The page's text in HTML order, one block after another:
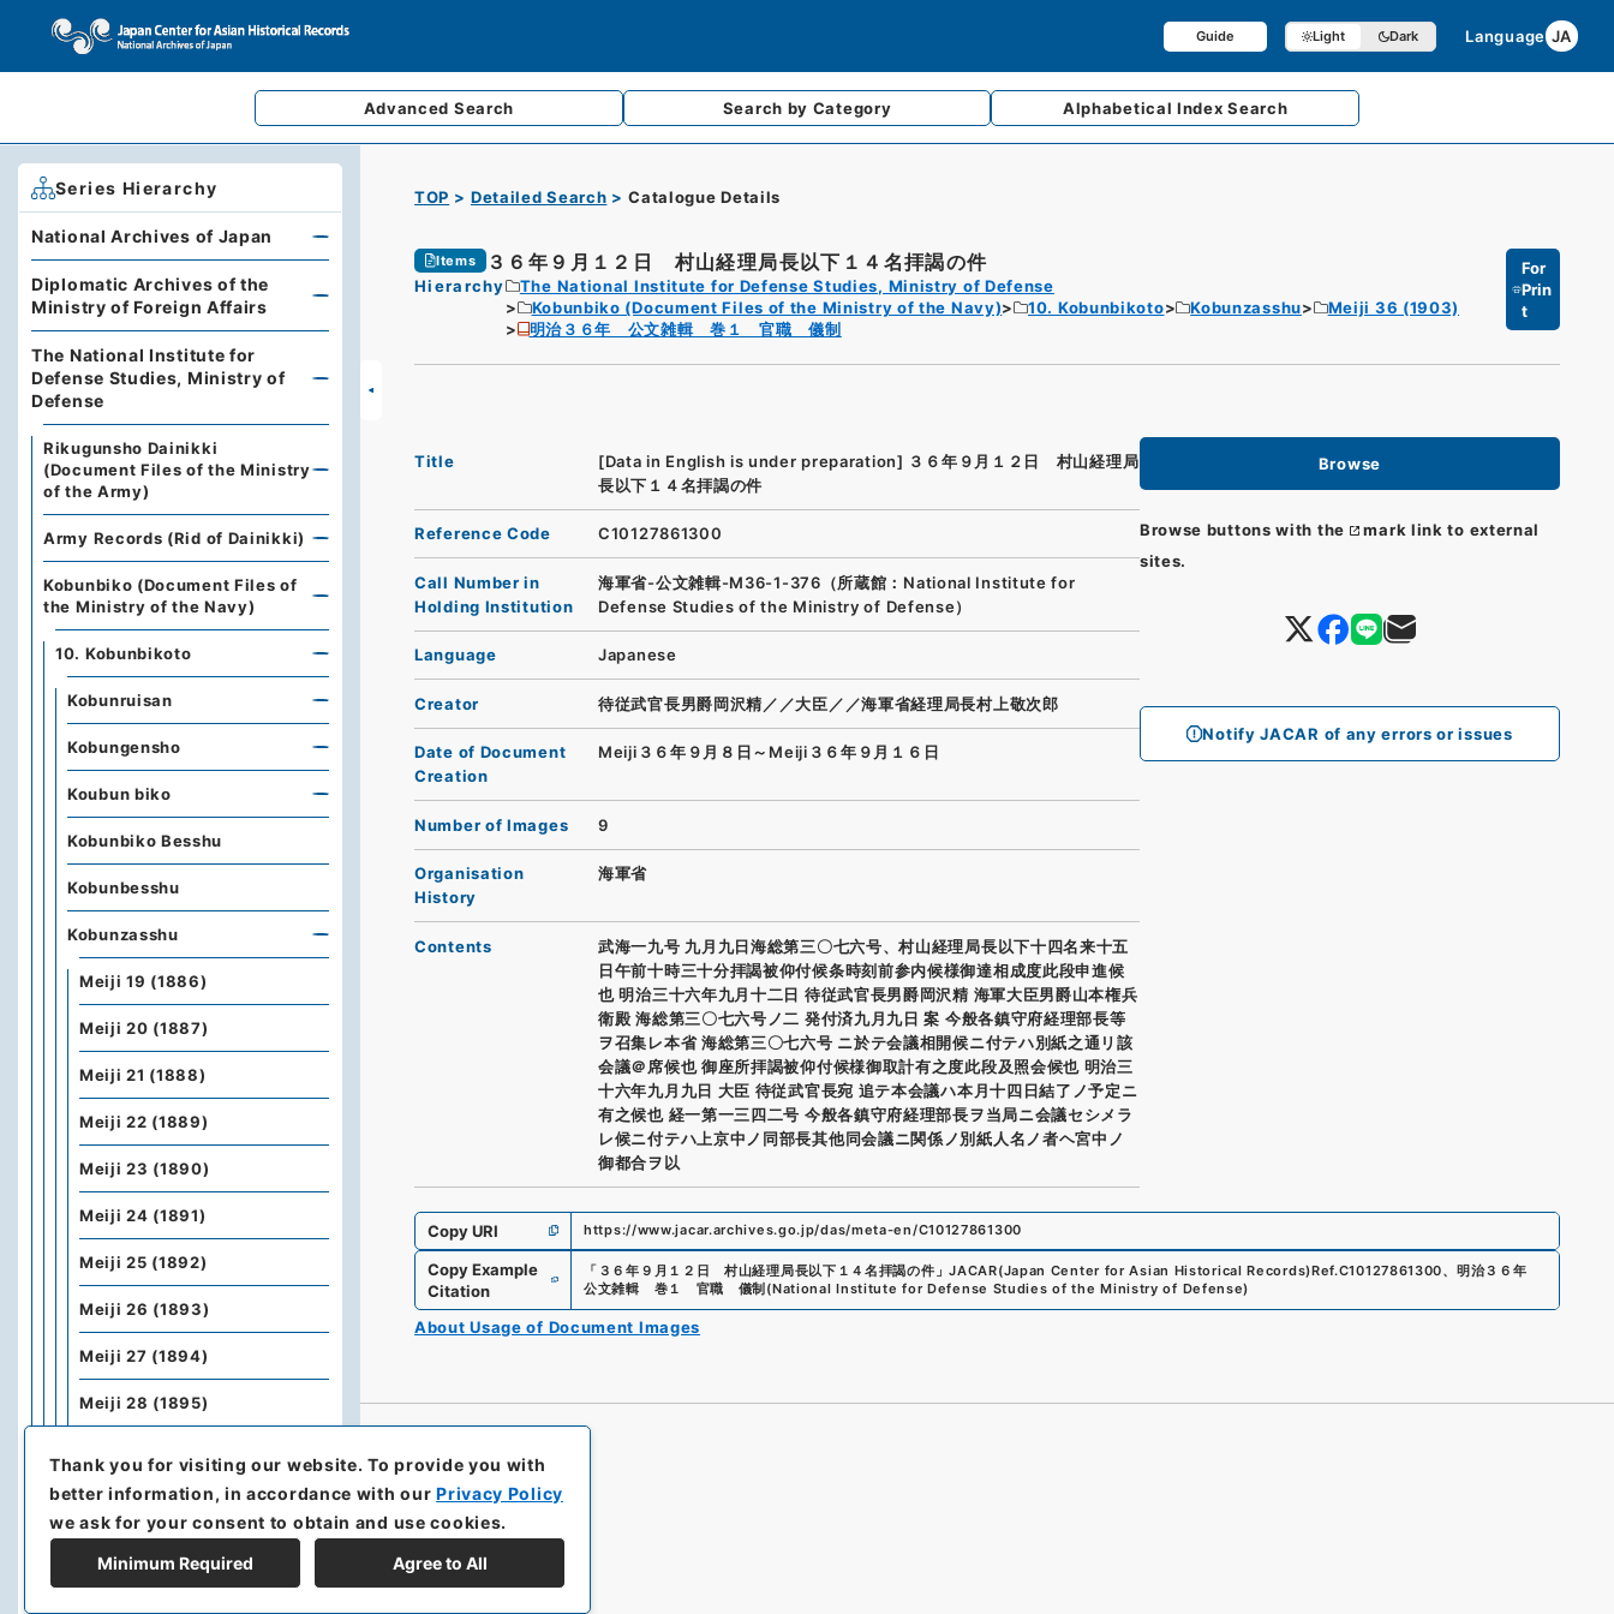
Guide Light Dark Language JA
Advanced Search Search by Category AlphabeticalIndex Search
TOP Detailed Search Catalogue Details
Items ３６年９月１２日 村山経理局長以下１４名拝謁の件
Hierarchy
The National Institute for Defense Studies, Ministry of Defense
Kobunbiko (Document Files of the Ministry of the Navy)
10. Kobunbikoto Kobunzasshu
Meiji 36 (1903)
明治３６年 公文雑輯 巻１ 官職 儀制
For
Prin
t
Browse
Browse buttons with the
mark link to external
sites.
Notify JACAR of any errors or issues
Title [Data in English is under preparation] ３６年９月１２日 村山経理局
長以下１４名拝謁の件
Reference Code C10127861300
Call Number in
Holding Institution
海軍省-公文雑輯-M36-1-376（所蔵館：National Institute for
Defense Studies of the Ministry of Defense）
Language Japanese
Creator 待従武官長男爵岡沢精／／大臣／／海軍省経理局長村上敬次郎
Date of Document
Creation
Meiji３６年９月８日～Meiji３６年９月１６日
Number of Images 9
Organisation
History
海軍省
Contents
武海一九号 九月九日海総第三〇七六号、村山経理局長以下十四名来十五
日午前十時三十分拝謁被仰付候条時刻前参内候様御達相成度此段申進候
也 明治三十六年九月十二日 待従武官長男爵岡沢精 海軍大臣男爵山本権兵
衛殿 海総第三〇七六号ノ二 発付済九月九日 案 今般各鎮守府経理部長等
ヲ召集レ本省 海総第三〇七六号 ニ於テ会議相開候ニ付テハ別紙之通リ該
会議＠席候也 御座所拝謁被仰付候様御取計有之度此段及照会候也 明治三
十六年九月九日 大臣 待従武官長宛 追テ本会議ハ本月十四日結了ノ予定ニ
有之候也 経一第一三四二号 今般各鎮守府経理部長ヲ当局ニ会議セシメラ
レ候ニ付テハ上京中ノ同部長其他同会議ニ関係ノ別紙人名ノ者ヘ宮中ノ
御都合ヲ以
Copy URI https://www.jacar.archives.go.jp/das/meta-en/C10127861300
Copy Example
Citation
「 ３６年９月１２日 村山経理局長以下１４名拝謁の件 」JACAR(Japan Center for Asian Historical Records)Ref.C10127861300、 明治３６年
公文雑輯 巻１ 官職 儀制(National Institute for Defense Studies of the Ministry of Defense)
About Usage of Document Images
Series Hierarchy
National Archives of Japan
Diplomatic Archives of the
Ministry of Foreign Affairs
The National Institute for
Defense Studies, Ministry of
Defense
Rikugunsho Dainikki
(Document Files of the Ministry
of the Army)
Army Records (Rid of Dainikki)
Kobunbiko (Document Files of
the Ministry of the Navy)
10. Kobunbikoto
Kobunruisan
Kobungensho
Koubun biko
Kobunbiko Besshu
Kobunbesshu
Kobunzasshu
Meiji 19 (1886)
Meiji 20 (1887)
Meiji 21 (1888)
Meiji 22 (1889)
Meiji 23 (1890)
Meiji 24 (1891)
Meiji 25 (1892)
Meiji 26 (1893)
Meiji 27 (1894)
Meiji 28 (1895)
Meiji 30 (1897)
Meiji 31 (1898)
Meiji 32 (1899)
Thank you for visiting our website.To provide you with
better information, in accordance with ourPrivacy Policy
we ask for your consent to obtain and use cookies.
Minimum Required Agree to All